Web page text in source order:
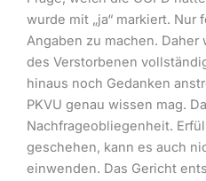
wurde mit „ja“ markiert. Nur
Angaben zu machen. Daher
des Verstorbenen
hinaus noch Gedanken
PKVU genau wissen mag.
Nachfrageobliegenheit.
geschehen, kann es auch
einwenden. Das Gericht